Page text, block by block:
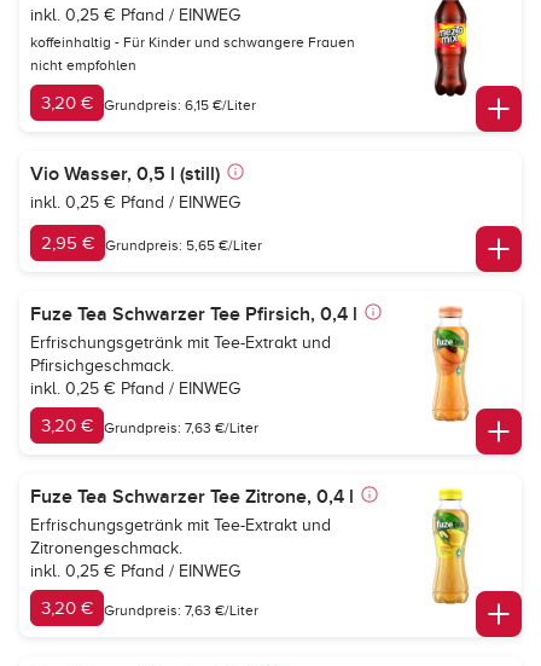
inkl. 0,25 € Pfand / EINWEG
koffeinhaltig - Für Kinder und schwangere Frauen
nicht empfohlen
3,20 € Grundpreis: 6,15 €/Liter
Vio Wasser, 0,5 l (still)
inkl. 0,25 € Pfand / EINWEG
2,95 € Grundpreis: 5,65 €/Liter
Fuze Tea Schwarzer Tee Pfirsich, 0,4 l
Erfrischungsgetränk mit Tee-Extrakt und
Pfirsichgeschmack.
inkl. 0,25 € Pfand / EINWEG
3,20 € Grundpreis: 7,63 €/Liter
Fuze Tea Schwarzer Tee Zitrone, 0,4 l
Erfrischungsgetränk mit Tee-Extrakt und
Zitronengeschmack.
inkl. 0,25 € Pfand / EINWEG
3,20 € Grundpreis: 7,63 €/Liter